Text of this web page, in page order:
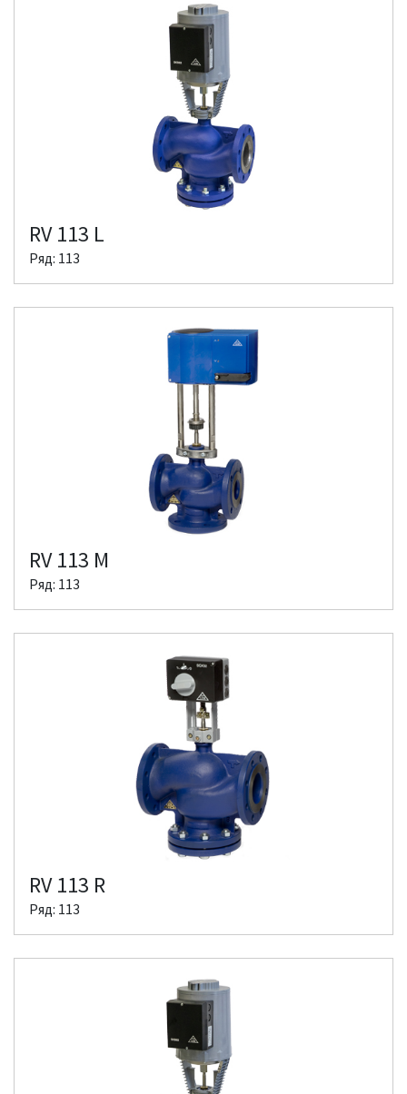
RV 113 L
Ряд: 113
RV 113 M
Ряд: 113
RV 113 R
Ряд: 113